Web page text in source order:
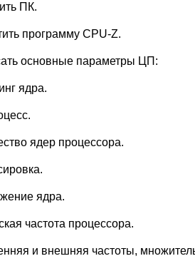
ПК.
программу CPU-Z.
основные параметры ЦП:
ядра.
ядер процессора.
ядра.
частота процессора.
и внешняя частоты,